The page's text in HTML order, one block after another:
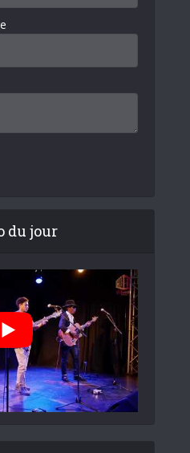
du jour